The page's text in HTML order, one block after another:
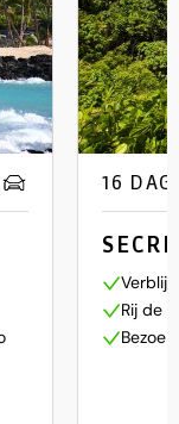
16
Verblijf
Rij de